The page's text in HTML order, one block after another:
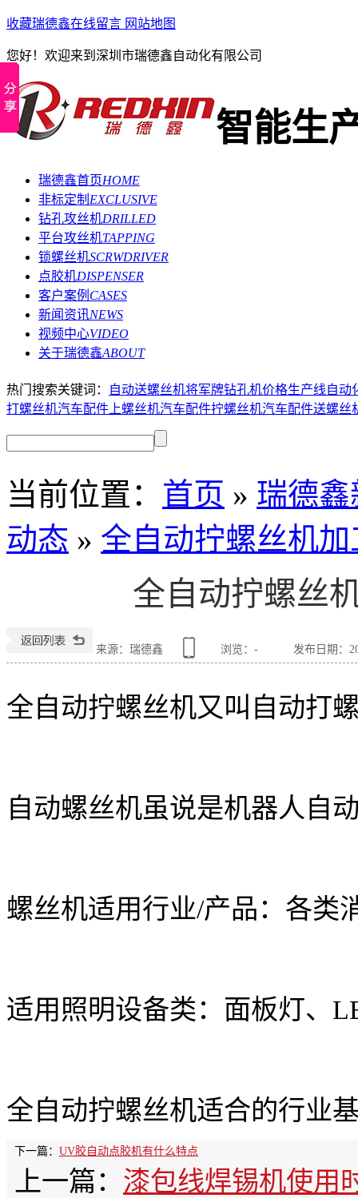
收藏瑞德鑫在线留言 网站地图
您好！欢迎来到深圳市瑞德鑫自动化有限公司
智能生
瑞德鑫首页HOME
非标定制 EXCLUSIVE
钻孔攻丝机DRILLED
平台攻丝机TAPPING
锁螺丝机SCRWDRIVER
点胶机DISPENSER
客户案例 CASES
新闻资讯NEWS
视频中心VIDEO
关于瑞德鑫ABOUT
热门搜索关键词： 自动送螺丝机将军牌钻孔机价格生产线自动
打螺丝机汽车配件上螺丝机汽车配件拧螺丝机汽车配件送螺丝
当前位置 ： 首页 » 瑞德
动态 » 全自动拧螺丝机
全自动拧螺丝
来源：瑞德鑫 浏览： - 发布日期：
全自动拧螺丝机又叫自动打
自动螺丝机虽说是机器人自
螺丝机适用行业/产品：各类
适用照明设备类：面板灯、
全自动拧螺丝机适合的行业
下一篇： UV胶自动点胶机有什么特点
上一篇： 漆包线焊锡机使用